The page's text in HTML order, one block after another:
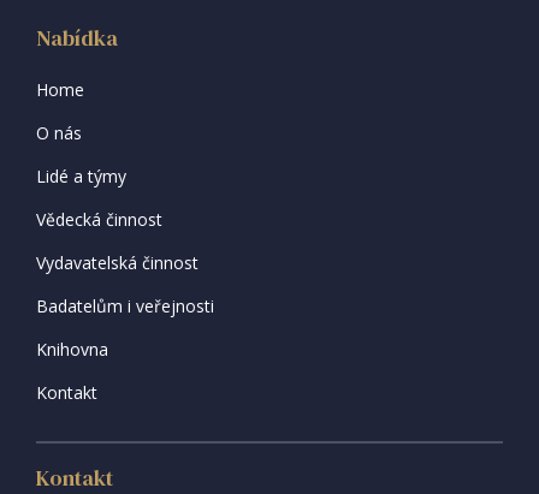
Nabídka
Home
O nás
Lidé a týmy
Vědecká činnost
Vydavatelská činnost
Badatelům i veřejnosti
Knihovna
Kontakt
Kontakt